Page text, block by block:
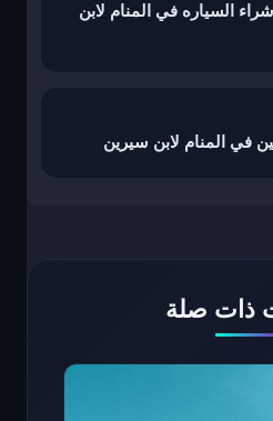
السياره في المنام لابن
في المنام لابن سيرين
ذات صلة